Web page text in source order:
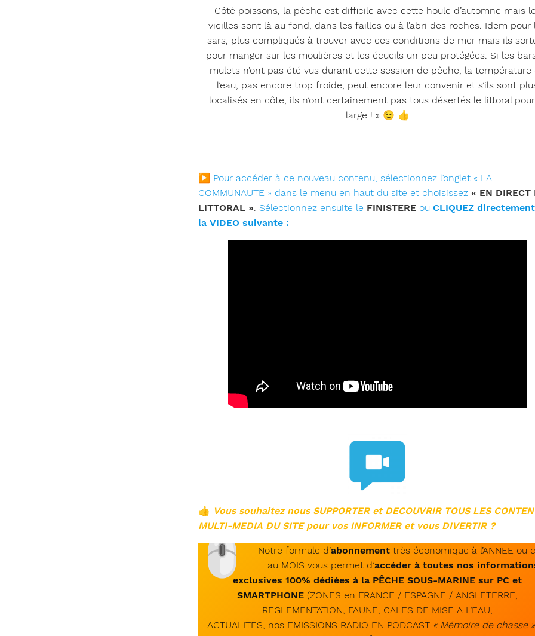
Côté poissons, la pêche est difficile avec cette houle d’automne mais
vieilles sont là au fond, dans les failles ou à l’abri des roches. Idem pour
sars, plus compliqués à trouver avec ces conditions de mer mais ils
pour manger sur les moulières et les écueils un peu protégées. Si les
mulets n’ont pas été vus durant cette session de pêche, la température
l’eau, pas encore trop froide, peut encore leur convenir et s’ils sont
localisés en côte, ils n’ont certainement pas tous désertés le littoral
large ! » 😉 👍
▶ Pour accéder à ce nouveau contenu, sélectionnez l’onglet « LA
COMMUNAUTE » dans le menu en haut du site et choisissez « EN DIRECT
LITTORAL ». Sélectionnez ensuite le FINISTERE ou CLIQUEZ
la VIDEO suivante :
👍 Vous souhaitez nous SUPPORTER et DECOUVRIR TOUS LES
MULTI-MEDIA DU SITE pour vos INFORMER et vous DIVERTIR ?
🖱 Notre formule d’abonnement très économique à l’ANNEE ou
au MOIS vous permet d’accéder à toutes nos
exclusives 100% dédiées à la PÊCHE SOUS-MARINE sur PC et
SMARTPHONE (ZONES en FRANCE / ESPAGNE / ANGLETERRE,
REGLEMENTATION, FAUNE, CALES DE MISE A L’EAU,
ACTUALITES, nos EMISSIONS RADIO EN PODCAST « Mémoire de chasse »